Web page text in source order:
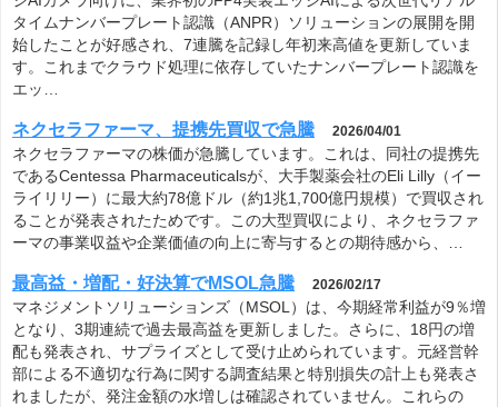
タイムナンバープレート認識（ANPR）ソリューションの展開を開
始したことが好感され、7連騰を記録し年初来高値を更新していま
す。これまでクラウド処理に依存していたナンバープレート認識を
エッ…
ネクセラファーマ、提携先買収で急騰 2026/04/01
ネクセラファーマの株価が急騰しています。これは、同社の提携先
であるCentessa Pharmaceuticalsが、大手製薬会社のEli Lilly（イー
ライリリー）に最大約78億ドル（約1兆1,700億円規模）で買収され
ることが発表されたためです。この大型買収により、ネクセラファ
ーマの事業収益や企業価値の向上に寄与するとの期待感から、…
最高益・増配・好決算でMSOL急騰 2026/02/17
マネジメントソリューションズ（MSOL）は、今期経常利益が9％増
となり、3期連続で過去最高益を更新しました。さらに、18円の増
配も発表され、サプライズとして受け止められています。元経営幹
部による不適切な行為に関する調査結果と特別損失の計上も発表さ
れましたが、発注金額の水増しは確認されていません。これらの